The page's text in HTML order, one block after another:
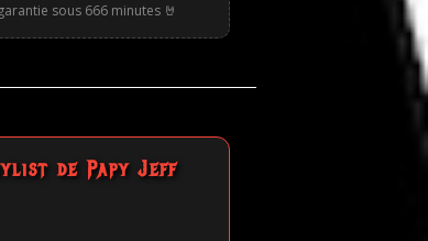
sous 666 minutes 🤘
de Papy Jeff